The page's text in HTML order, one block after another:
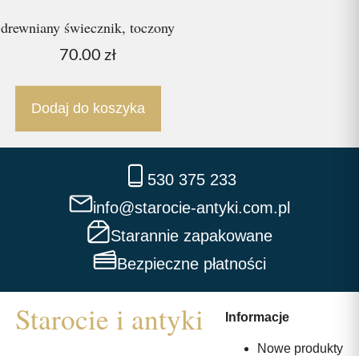
drewniany świecznik, toczony
70.00 zł
Dodaj do koszyka
530 375 233
info@starocie-antyki.com.pl
Starannie zapakowane
Bezpieczne płatności
Informacje
Nowe produkty